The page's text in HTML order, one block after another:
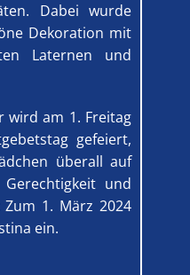
Dabei wurde
Dekoration mit
Laternen und
wird am 1. Freitag
gefeiert,
überall auf
und
1. März 2024
ein.